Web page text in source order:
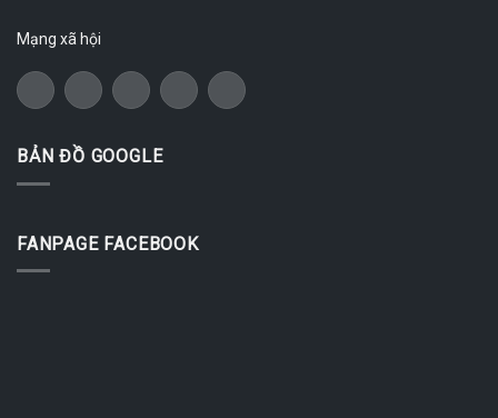
Mạng xã hội
BẢN ĐỒ GOOGLE
FANPAGE FACEBOOK